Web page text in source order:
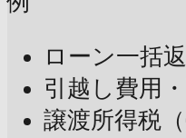
ローン一括
引越し費用
譲渡所得税